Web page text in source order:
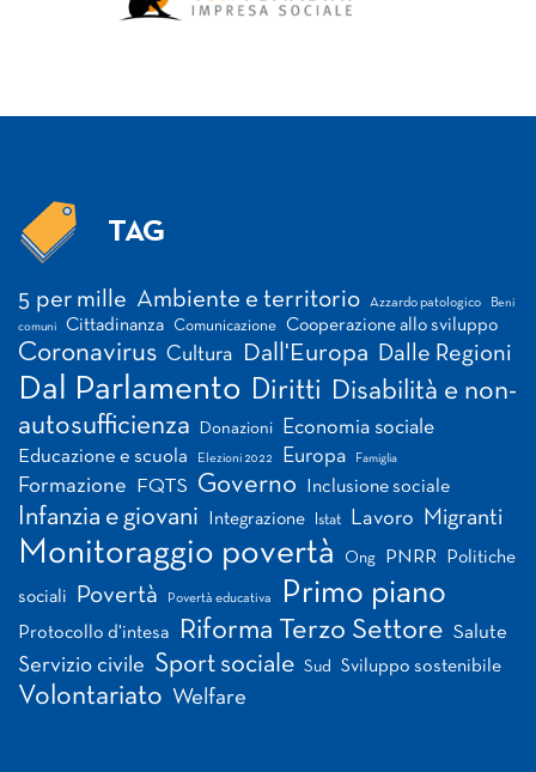
TAG
5 per mille Ambiente e territorio Azzardo patologico Beni
comuni Cittadinanza Comunicazione Cooperazione allo sviluppo
Coronavirus Cultura Dall'Europa Dalle Regioni
Dal Parlamento Diritti Disabilità e non-
autosufficienza
Donazioni Economia sociale
Educazione e scuola Elezioni 2022 Europa Famiglia
Formazione FQTS Governo Inclusione sociale
Infanzia e giovani Integrazione Istat Lavoro Migranti
Monitoraggio povertà Ong PNRR Politiche
sociali Povertà Povertà educativa Primo piano
Protocollo d'intesa Riforma Terzo Settore Salute
Servizio civile Sport sociale Sud Sviluppo sostenibile
Volontariato Welfare